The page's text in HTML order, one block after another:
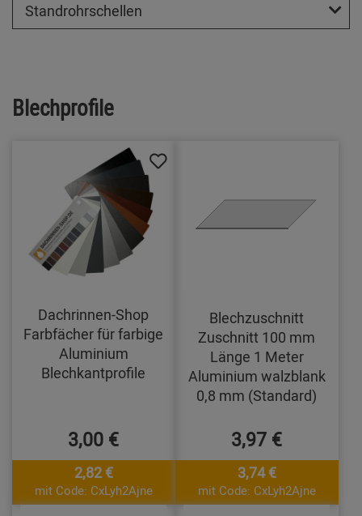
Standrohrschellen
Blechprofile
Dachrinnen-Shop
Farbfächer für farbige
Aluminium
Blechkantprofile
3,00 €
2,82 €
mit Code: CxLyh2Ajne
Blechzuschnitt
Zuschnitt 100 mm
Länge 1 Meter
Aluminium walzblank
0,8 mm (Standard)
3,97 €
3,74 €
mit Code: CxLyh2Ajne